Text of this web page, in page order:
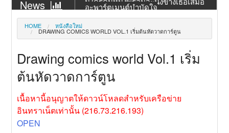
News
เจ้าของ
News
ไม่เต็มดวง
News
แกงกะหรี่สูตรลับกับปริศนาในคาเฟ่
หนังสือ
News คดีฆาตกรรมนักทำขนมแห่งเกียวโต
News เมื่อจิตวิทยาทำให้คนรักกัน
HOME หนังสือใหม่
DRAWING COMICS WORLD VOL.1 เริ่มต้นหัดวาดการ์ตูน
Drawing comics world Vol.1 เริ่ม
ต้นหัดวาดการ์ตูน
เนื้อหานี้อนุญาตให้ดาวน์โหลดสำหรับเครือข่าย
อินทราเน็ตเท่านั้น (216.73.216.193)
OPEN